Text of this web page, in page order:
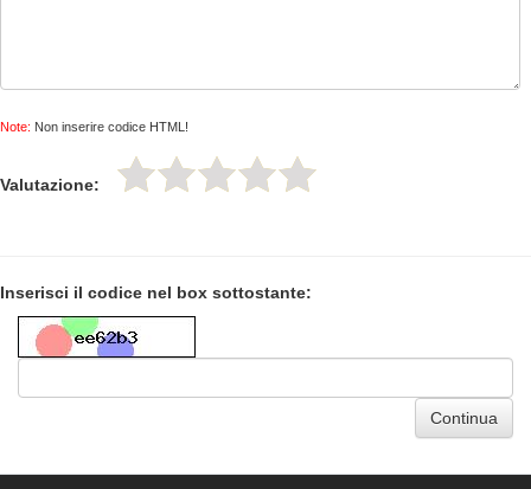
Note: Non inserire codice HTML!
Valutazione:
Inserisci il codice nel box sottostante:
Continua